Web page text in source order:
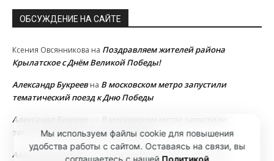
ОБСУЖДЕНИЕ НА САЙТЕ
Ксения Овсянникова на Поздравляем жителей района
Крылатское с Днём Великой Победы!
Александр Букреевна В московском метро запустили
тематический поезд к Дню Победы
Александр Букреев
тематический поезд к Дню Победы
Александр Букреев
В московском метро запустили
Мы используем файлы cookie для повышения
удобства работы с сайтом. Оставаясь на связи, вы
соглашаетесь с нашей Политикой